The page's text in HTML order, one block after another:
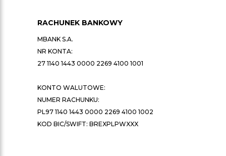
RACHUNEK BANKOWY
MBANK S.A.
NR KONTA:
27 1140 1443 0000 2269 4100 1001
KONTO WALUTOWE:
NUMER RACHUNKU:
PL97 1140 1443 0000 2269 4100 1002
KOD BIC/SWIFT: BREXPLPWXXX